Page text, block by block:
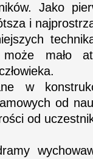
Jako
i
mało
w
od
od